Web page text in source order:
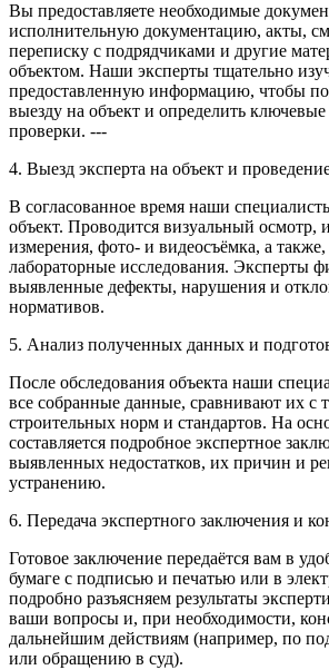
Вы предоставляете необходимые
исполнительную документацию, акты,
переписку с подрядчиками и другие
объектом. Наши эксперты тщательно
предоставленную информацию, чтобы
выезду на объект и определить
проверки. ---
4. Выезд эксперта на объект и
В согласованное время наши
объект. Проводится визуальный осмотр,
измерения, фото- и видеосъёмка, а
лабораторные исследования. Эксперты
выявленные дефекты, нарушения и
нормативов.
5. Анализ полученных данных и
После обследования объекта наши
все собранные данные, сравнивают их с
строительных норм и стандартов. На
составляется подробное экспертное
выявленных недостатков, их причин и
устранению.
6. Передача экспертного заключения и
Готовое заключение передаётся вам в
бумаге с подписью и печатью или в
подробно разъясняем результаты
ваши вопросы и, при необходимости,
дальнейшим действиям (например, по
или обращению в суд).